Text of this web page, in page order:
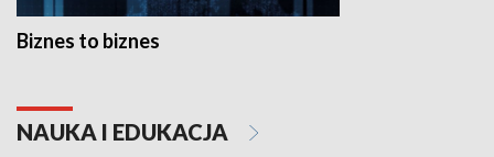
Biznes to biznes
NAUKA I EDUKACJA